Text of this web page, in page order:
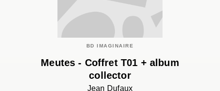
BD IMAGINAIRE
Meutes - Coffret T01 + album
collector
Jean Dufaux